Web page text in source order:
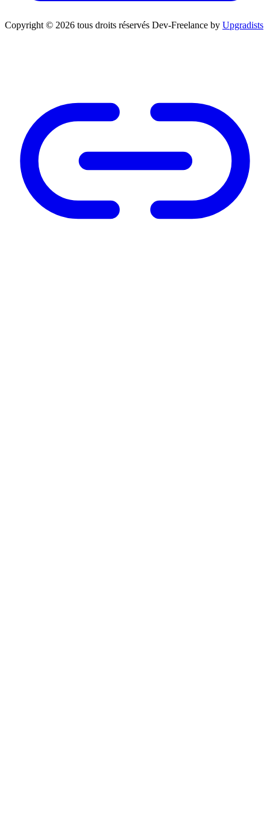
Copyright © 2026 tous droits réservés Dev-Freelance by Upgradists